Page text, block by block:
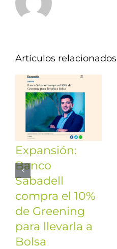
Artículos relacionados
Expansión:
Banco
Sabadell
compra el 10%
de Greening
para llevarla a
Bolsa